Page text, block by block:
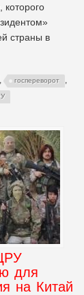
страны в
, госпереворот ,
для
на Китай